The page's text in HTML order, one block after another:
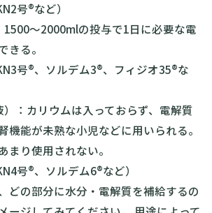
号®︎など）
1500〜2000mlの投与で1日に必要な電
きる。
号®︎、ソルデム3®︎、フィジオ35®︎な
）：カリウムは入っておらず、電解質
機能が未熟な小児などに用いられる。
まり使用されない。
号®︎、ソルデム6®︎など）
どの部分に水分・電解質を補給するの